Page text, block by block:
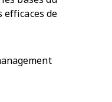
efficaces de